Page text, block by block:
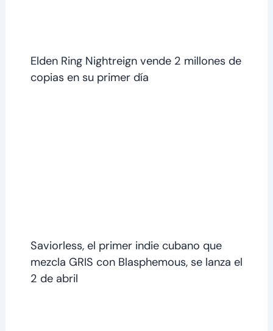
Elden Ring Nightreign vende 2 millones de
copias en su primer día
Saviorless, el primer indie cubano que
mezcla GRIS con Blasphemous, se lanza el
2 de abril